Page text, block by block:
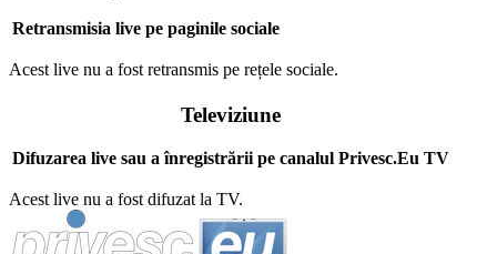
Retransmisia live pe paginile sociale
Acest live nu a fost retransmis pe rețele sociale.
Televiziune
Difuzarea live sau a înregistrării pe canalul Privesc.Eu TV
Acest live nu a fost difuzat la TV.